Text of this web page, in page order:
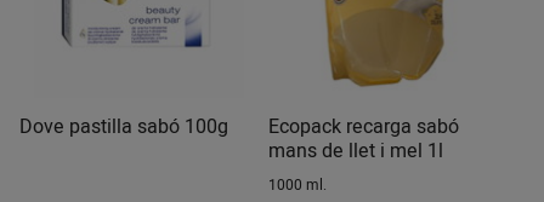
Dove pastilla sabó 100g
Ecopack recarga sabó
mans de llet i mel 1l
1000 ml.